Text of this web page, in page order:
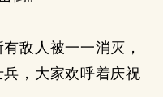
敌人被一一消灭，
，大家欢呼着庆祝